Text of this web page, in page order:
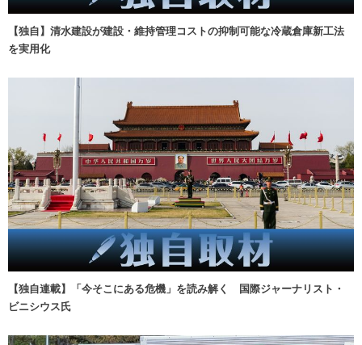
【独自】清水建設が建設・維持管理コストの抑制可能な冷蔵倉庫新工法
を実用化
【独自連載】「今そこにある危機」を読み解く 国際ジャーナリスト・
ビニシウス氏